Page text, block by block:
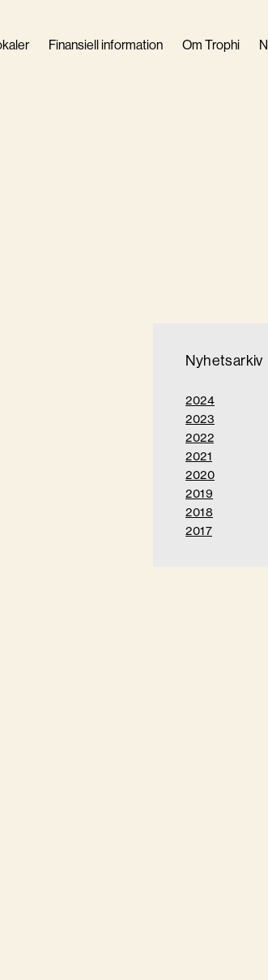
Finansiell information Om Trophi
Nyhetsarkiv
2024
2023
2022
2021
2020
2019
2018
2017